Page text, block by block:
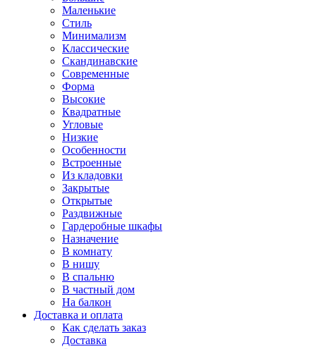
Маленькие
Стиль
Минимализм
Классические
Скандинавские
Современные
Форма
Высокие
Квадратные
Угловые
Низкие
Особенности
Встроенные
Из кладовки
Закрытые
Открытые
Раздвижные
Гардеробные шкафы
Назначение
В комнату
В нишу
В спальню
В частный дом
На балкон
Доставка и оплата
Как сделать заказ
Доставка